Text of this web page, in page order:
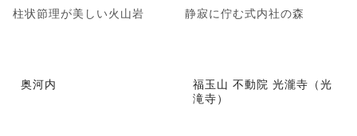
柱状節理が美しい火山岩 静寂に佇む式内社の森
奥河内
福玉山 不動院 光瀧寺（光
滝寺）